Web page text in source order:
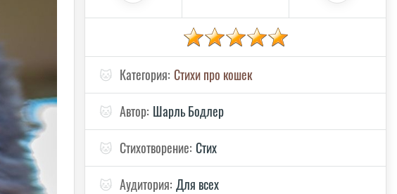
🐱 Категория: Стихи про кошек
🐱 Автор: Шарль Бодлер
🐱 Стихотворение: Стих
🐱 Аудитория: Для всех